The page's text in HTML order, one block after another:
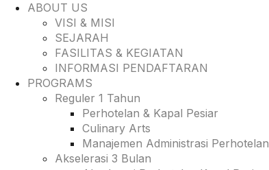
ABOUT US
VISI & MISI
SEJARAH
FASILITAS & KEGIATAN
INFORMASI PENDAFTARAN
PROGRAMS
Reguler 1 Tahun
Perhotelan & Kapal Pesiar
Culinary Arts
Manajemen Administrasi Perhotelan
Akselerasi 3 Bulan